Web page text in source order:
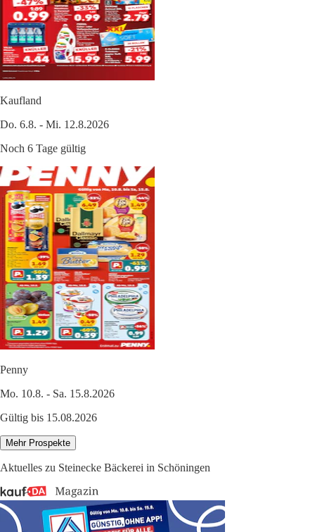
Kaufland
Do. 6.8. - Mi. 12.8.2026
Noch 6 Tage gültig
Penny
Mo. 10.8. - Sa. 15.8.2026
Gültig bis 15.08.2026
Mehr Prospekte
Aktuelles zu Steinecke Bäckerei in Schöningen